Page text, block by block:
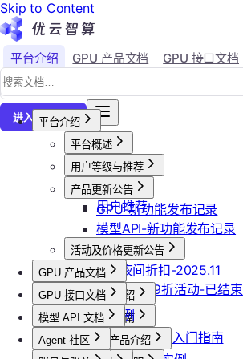
Skip to Content
平台介绍 GPU 产品文档 GPU 接口文档
进入控制台↗
平台介绍
平台概述
平台介绍
加入社群
用户等级与推荐
会员等级
用户推荐
产品更新公告
GPU-新功能发布记录
模型API-新功能发布记录
活动及价格更新公告
双11夜间折扣-2025.11
2025国庆9折活动-已结束
GPU 产品文档
GPU产品介绍
功能概览
已上线卡型
可用区介绍
GPU操作指南
【新人必看】入门指南
GPU抢占式实例
GPU 接口文档
API接口范例
CLI&Skills
常见错误码
模型 API 文档
模型API产品介绍
Agent 社区